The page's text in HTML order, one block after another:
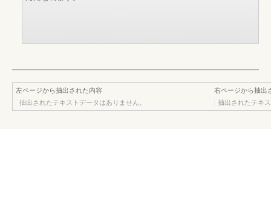
左ページから抽出された内容
抽出されたテキストデータはありません。
右ページから抽出
抽出されたテキ